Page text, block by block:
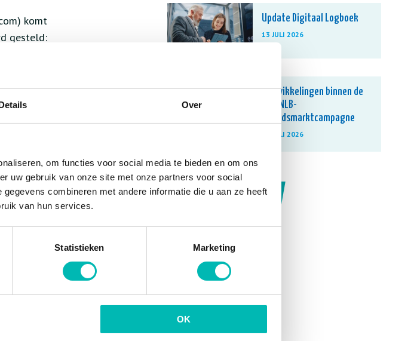
Over
om functies voor social media te bieden en om ons
uw gebruik van onze site met onze partners voor social
combineren met andere informatie die u aan ze heeft
van hun services.
Statistieken Marketing
OK
komt
gesteld:
van een
gesteld
of de
is toepassing
Update Digitaal Logboek
13 JULI 2026
Ontwikkelingen binnen de
VLR-NLB-
arbeidsmarktcampagne
13 JULI 2026
NIEUWSARCHIEF